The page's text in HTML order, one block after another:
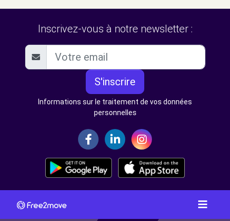
Inscrivez-vous à notre newsletter :
S'inscrire
Informations sur le traitement de vos données
personnelles